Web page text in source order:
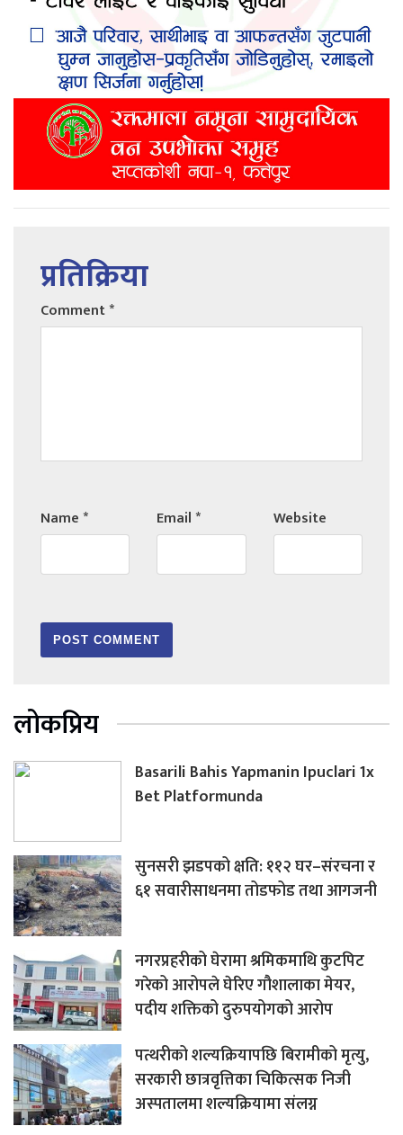
प्रतिक्रिया
Comment*
Name* Email* Website
लोकप्रिय
Basarili Bahis Yapmanin Ipuclari 1x
Bet Platformunda
सुनसरी झडपको क्षति: ११२ घर–संरचना र
६१ सवारीसाधनमा तोडफोड तथा आगजनी
नगरप्रहरीको घेरामा श्रमिकमाथि कुटपिट
गरेको आरोपले घेरिए गौशालाका मेयर,
पदीय शक्तिको दुरुपयोगको आरोप
पत्थरीको शल्यक्रियापछि बिरामीको मृत्यु,
सरकारी छात्रवृत्तिका चिकित्सक निजी
अस्पतालमा शल्यक्रियामा संलग्न